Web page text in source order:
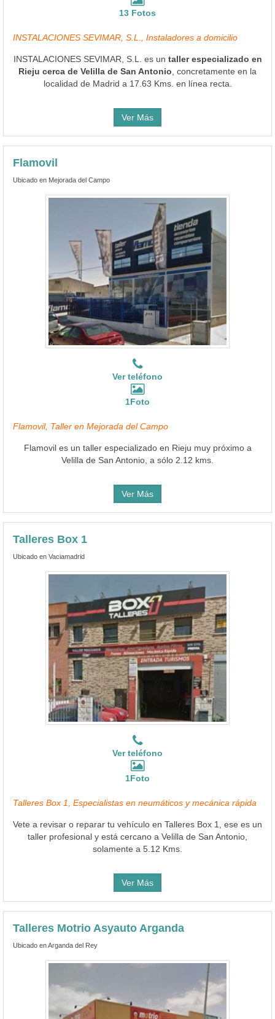
13 Fotos
INSTALACIONES SEVIMAR, S.L., Instaladores a domicilio
INSTALACIONES SEVIMAR, S.L. es un taller especializado en
Rieju cerca de Velilla de San Antonio , concretamente en la
localidad de Madrid a 17.63 Kms. en línea recta.
Ver Más
Flamovil
Ubicado en Mejorada del Campo
Ver teléfono
1Foto
Flamovil, Taller en Mejorada del Campo
Flamovil es un taller especializado en Rieju muy próximo a
Velilla de San Antonio, a sólo 2.12 kms.
Ver Más
Talleres Box 1
Ubicado en Vaciamadrid
Ver teléfono
1Foto
Talleres Box 1, Especialistas en neumáticos y mecánica rápida
Vete a revisar o reparar tu vehículo en Talleres Box 1, ese es un
taller profesional y está cercano a Velilla de San Antonio,
solamente a 5.12 Kms.
Ver Más
Talleres Motrio Asyauto Arganda
Ubicado en Arganda del Rey